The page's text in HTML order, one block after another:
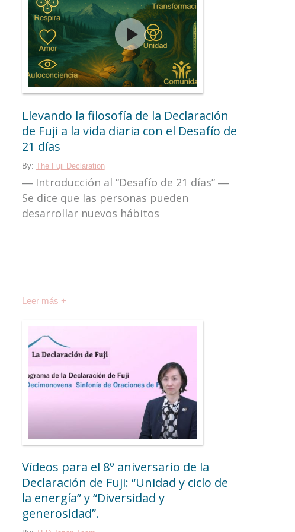
Llevando la filosofía de la Declaración
de Fuji a la vida diaria con el Desafío de
21 días
By: The Fuji Declaration
― Introducción al “Desafío de 21 días” ―
Se dice que las personas pueden
desarrollar nuevos hábitos
Leer más +
Vídeos para el 8º aniversario de la
Declaración de Fuji: “Unidad y ciclo de
la energía” y “Diversidad y
generosidad”.